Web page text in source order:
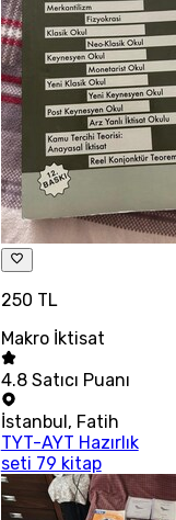
250 TL
Makro İktisat
4.8 Satıcı Puanı
İstanbul, Fatih
TYT-AYT Hazırlık
seti 79 kitap